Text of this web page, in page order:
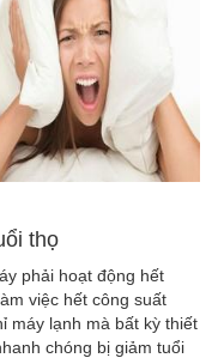
thọ
phải hoạt động hết
việc hết công suất
máy lạnh mà bất kỳ thiết
chóng bị giảm tuổi